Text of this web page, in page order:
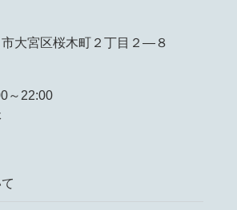
大宮区桜木町２丁目２―８
～22:00